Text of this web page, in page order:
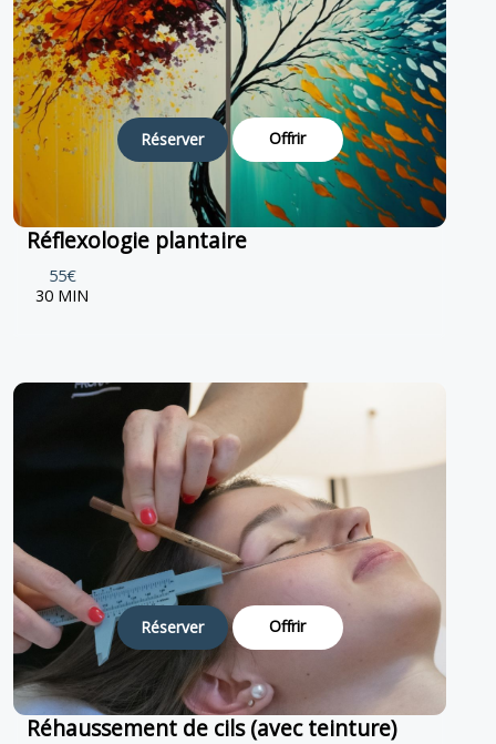
Réserver Offrir
Réflexologie plantaire
55€
30 MIN
Réserver Offrir
Réhaussement de cils (avec teinture)